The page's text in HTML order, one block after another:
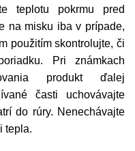
teplotu pokrmu pred
na misku iba v prípade,
použitím skontrolujte, či
Pri známkach
produkt ďalej
časti uchovávajte
do rúry. Nenechávajte
tepla.